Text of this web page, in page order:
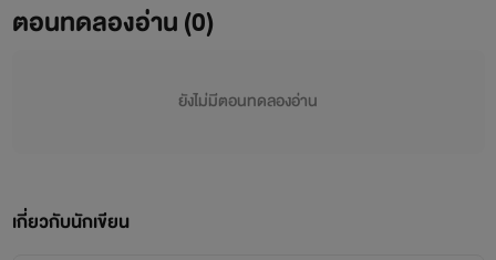
ตอนทดลองอ่าน (0)
ยังไม่มีตอนทดลองอ่าน
เกี่ยวกับนักเขียน